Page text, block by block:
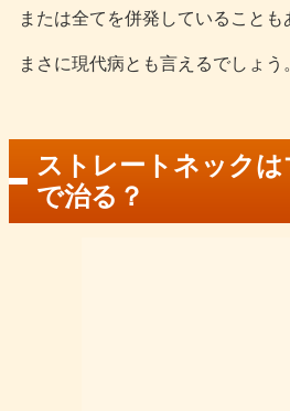
または全てを併発していることも
まさに現代病とも言えるでしょう。
ストレートネック
で治る？